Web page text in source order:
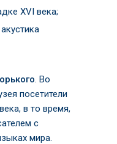
XVI века;
. Во
посетители
в то время,
с
мира.